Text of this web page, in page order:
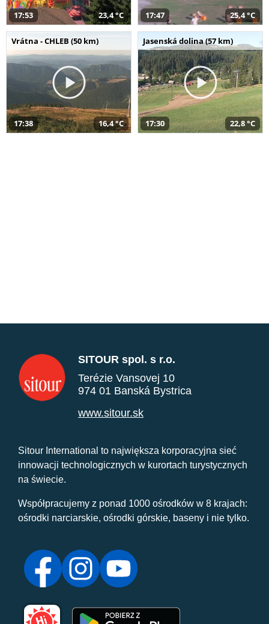
17:53 23,4 °C 17:47 25,4 °C
Vrátna - CHLEB (50 km)
17:38 16,4 °C
Jasenská dolina (57 km)
17:30 22,8 °C
SITOUR spol. s r.o.
Terézie Vansovej 10
974 01 Banská Bystrica
www.sitour.sk
Sitour International to największa korporacyjna sieć
innowacji technologicznych w kurortach turystycznych
na świecie.
Współpracujemy z ponad 1000 ośrodków w 8 krajach:
ośrodki narciarskie, ośrodki górskie, baseny i nie tylko.